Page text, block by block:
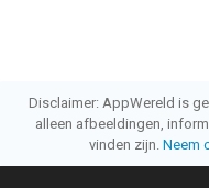
Disclaimer: AppWereld is
alleen afbeeldingen,
vinden zijn. Neem